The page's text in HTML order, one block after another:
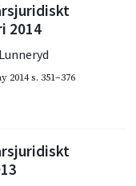
2014
2014s. 351–376